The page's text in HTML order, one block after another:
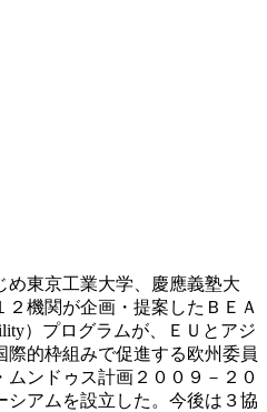
め東京工業大学、慶應義塾大
機関が企画・提案したＢＥＡ
）プログラムが、ＥＵとアジ
的枠組みで促進する欧州委員
ンドゥス計画２００９－２０
シアムを設立した。今後は３協